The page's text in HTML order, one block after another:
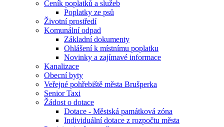
Ceník poplatků a služeb
Poplatky ze psů
Životní prostředí
Komunální odpad
Základní dokumenty
Ohlášení k místnímu poplatku
Novinky a zajímavé informace
Kanalizace
Obecní byty
Veřejné pohřebiště města Brušperka
Senior Taxi
Žádost o dotace
Dotace - Městská památková zóna
Individuální dotace z rozpočtu města